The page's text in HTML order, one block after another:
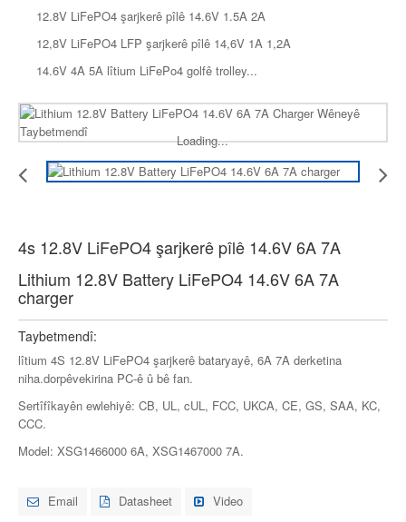
12.8V LiFePO4 şarjkerê pîlê 14.6V 1.5A 2A
12,8V LiFePO4 LFP şarjkerê pîlê 14,6V 1A 1,2A
14.6V 4A 5A lîtium LiFePo4 golfê trolley...
Loading...
4s 12.8V LiFePO4 şarjkerê pîlê 14.6V 6A 7A
Lithium 12.8V Battery LiFePO4 14.6V 6A 7A
charger
Taybetmendî:
lîtium 4S 12.8V LiFePO4 şarjkerê bataryayê, 6A 7A derketina
niha.dorpêvekirina PC-ê û bê fan.
Sertîfîkayên ewlehiyê: CB, UL, cUL, FCC, UKCA, CE, GS, SAA, KC,
CCC.
Model: XSG1466000 6A, XSG1467000 7A.
Email Datasheet Video